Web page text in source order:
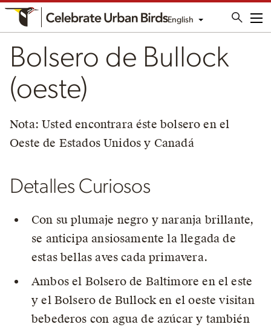
English
Bolsero de Bullock
(oeste)
Nota: Usted encontrara éste bolsero en el
Oeste de Estados Unidos y Canadá
Detalles Curiosos
Con su plumaje negro y naranja brillante,
se anticipa ansiosamente la llegada de
estas bellas aves cada primavera.
Ambos el Bolsero de Baltimore en el este
y el Bolsero de Bullock en el oeste visitan
bebederos con agua de azúcar y también